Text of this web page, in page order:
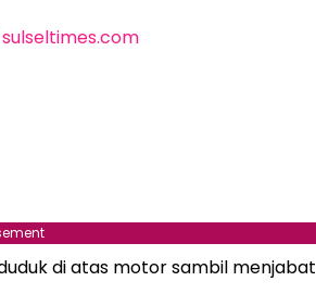
di atas motor sambil menjabat